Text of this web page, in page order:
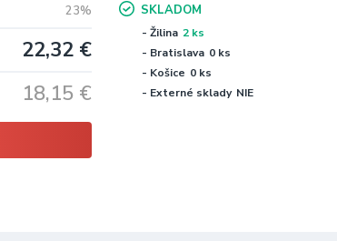
23%
22,32 €
18,15 €
SKLADOM
- Žilina 2 ks
- Bratislava 0 ks
- Košice 0 ks
- Externé sklady NIE